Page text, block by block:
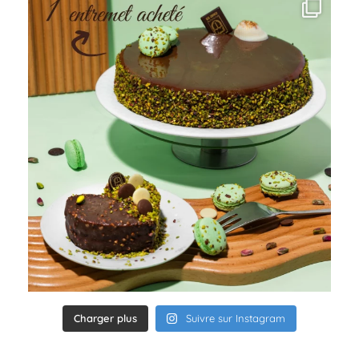
Charger plus Suivre sur Instagram